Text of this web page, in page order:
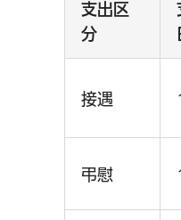
支出区
分
接遇
弔慰